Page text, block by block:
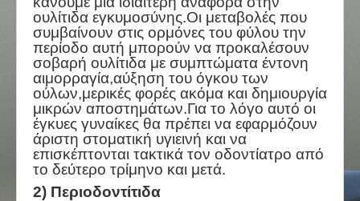
ουλίτιδα εγκυμοσύνης.Οι μεταβολές που
συμβαίνουν στις ορμόνες του φύλου την
περίοδο αυτή μπορούν να προκαλέσουν
σοβαρή ουλίτιδα με συμπτώματα έντονη
αιμορραγία,αύξηση του όγκου των
ούλων,μερικές φορές ακόμα και δημιουργία
μικρών αποστημάτων.Για το λόγο αυτό οι
έγκυες γυναίκες θα πρέπει να εφαρμόζουν
άριστη στοματική υγιεινή και να
επισκέπτονται τακτικά τον οδοντίατρο από
το δεύτερο τρίμηνο και μετά.
2) Περιοδοντίτιδα